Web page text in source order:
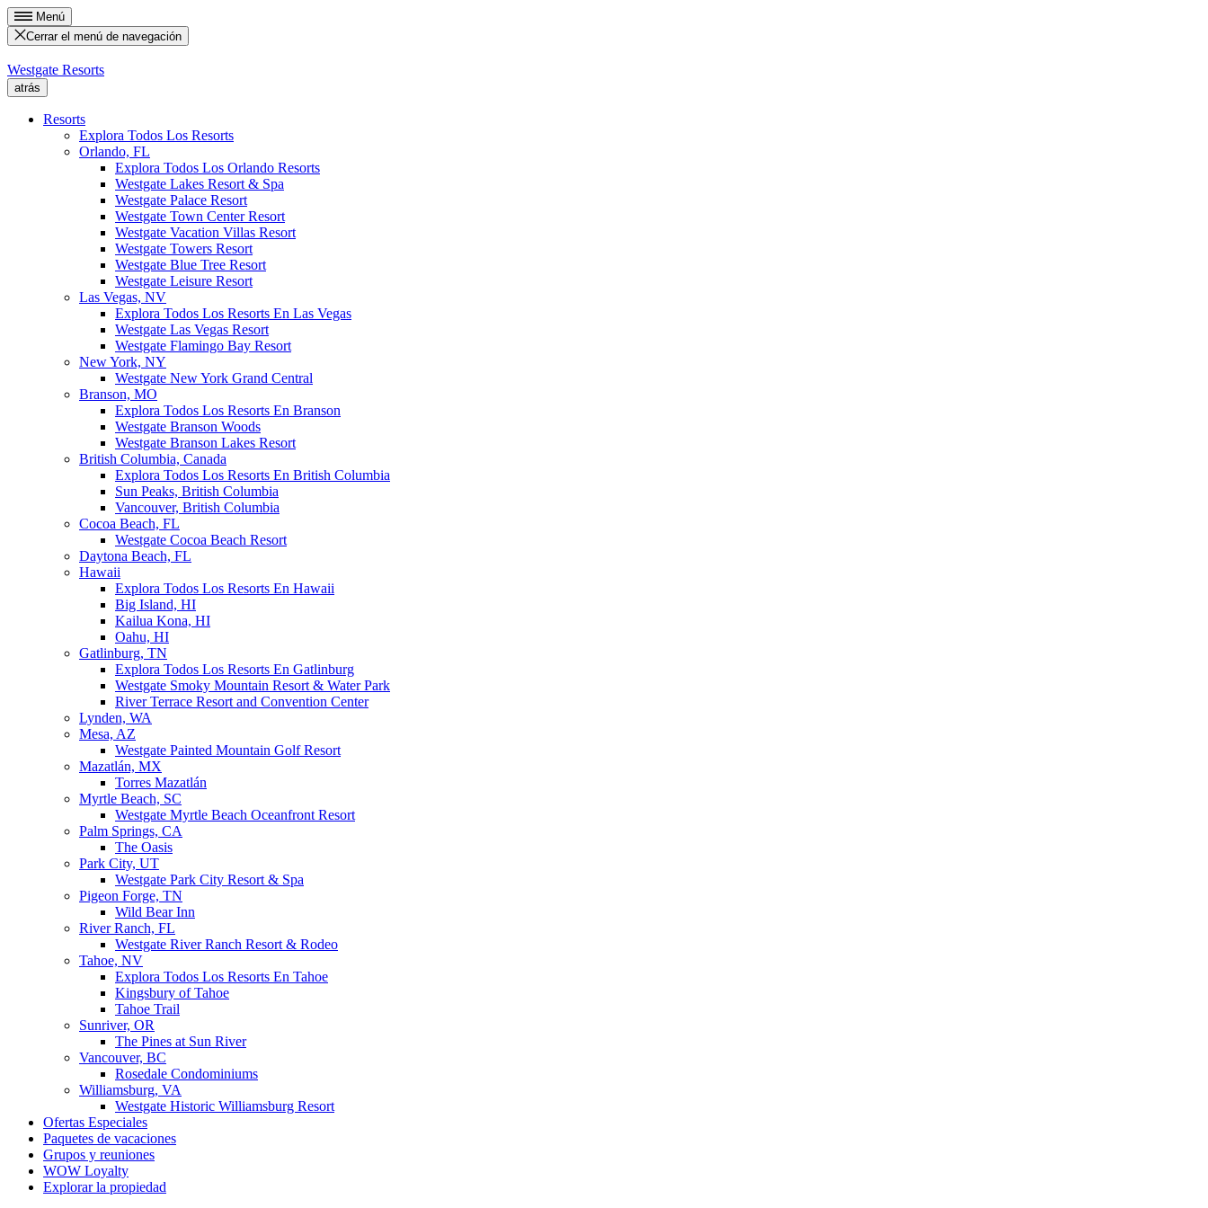
Menú
Cerrar el menú de navegación
Westgate Resorts
atrás
Resorts
Explora Todos Los Resorts
Orlando, FL
Explora Todos Los Orlando Resorts
Westgate Lakes Resort & Spa
Westgate Palace Resort
Westgate Town Center Resort
Westgate Vacation Villas Resort
Westgate Towers Resort
Westgate Blue Tree Resort
Westgate Leisure Resort
Las Vegas, NV
Explora Todos Los Resorts En Las Vegas
Westgate Las Vegas Resort
Westgate Flamingo Bay Resort
New York, NY
Westgate New York Grand Central
Branson, MO
Explora Todos Los Resorts En Branson
Westgate Branson Woods
Westgate Branson Lakes Resort
British Columbia, Canada
Explora Todos Los Resorts En British Columbia
Sun Peaks, British Columbia
Vancouver, British Columbia
Cocoa Beach, FL
Westgate Cocoa Beach Resort
Daytona Beach, FL
Hawaii
Explora Todos Los Resorts En Hawaii
Big Island, HI
Kailua Kona, HI
Oahu, HI
Gatlinburg, TN
Explora Todos Los Resorts En Gatlinburg
Westgate Smoky Mountain Resort & Water Park
River Terrace Resort and Convention Center
Lynden, WA
Mesa, AZ
Westgate Painted Mountain Golf Resort
Mazatlán, MX
Torres Mazatlán
Myrtle Beach, SC
Westgate Myrtle Beach Oceanfront Resort
Palm Springs, CA
The Oasis
Park City, UT
Westgate Park City Resort & Spa
Pigeon Forge, TN
Wild Bear Inn
River Ranch, FL
Westgate River Ranch Resort & Rodeo
Tahoe, NV
Explora Todos Los Resorts En Tahoe
Kingsbury of Tahoe
Tahoe Trail
Sunriver, OR
The Pines at Sun River
Vancouver, BC
Rosedale Condominiums
Williamsburg, VA
Westgate Historic Williamsburg Resort
Ofertas Especiales
Paquetes de vacaciones
Grupos y reuniones
WOW Loyalty
Explorar la propiedad